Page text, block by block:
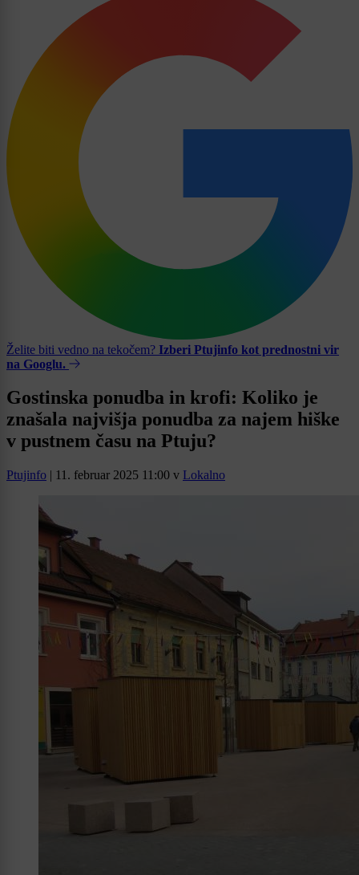
Želite biti vedno na tekočem? Izberi Ptujinfo kot prednostni vir
na Googlu.
Gostinska ponudba in krofi: Koliko je
znašala najvišja ponudba za najem hiške
v pustnem času na Ptuju?
Ptujinfo | 11. februar 2025 11:00 v Lokalno